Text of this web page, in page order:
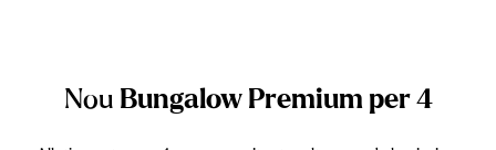
Nou Bungalow Premium per 4